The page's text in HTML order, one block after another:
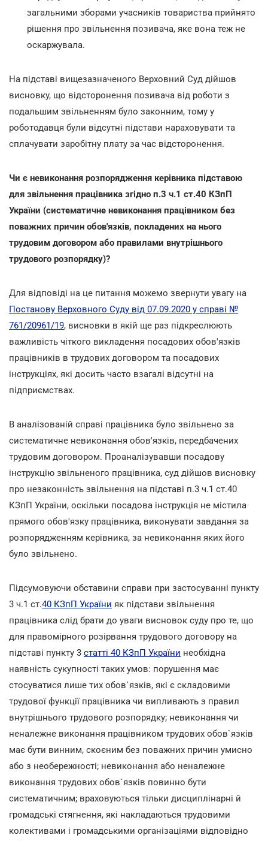
загальними зборами учасників товариства прийнято
рішення про звільнення позивача, яке вона теж не
оскаржувала.
На підставі вищезазначеного Верховний Суд дійшов
висновку, що відсторонення позивача від роботи з
подальшим звільненням було законним, тому у
роботодавця були відсутні підстави нараховувати та
сплачувати заробітну плату за час відсторонення.
Чи є невиконання розпорядження керівника підставою
для звільнення працівника згідно п.3 ч.1 ст.40 КЗпП
України (систематичне невиконання працівником без
поважних причин обов'язків, покладених на нього
трудовим договором або правилами внутрішнього
трудового розпорядку)?
Для відповіді на це питання можемо звернути увагу на
Постанову Верховного Суду від 07.09.2020 у справі №
761/20961/19, висновки в якій ще раз підкреслюють
важливість чіткого викладення посадових обов'язків
працівників в трудових договором та посадових
інструкціях, які досить часто взагалі відсутні на
підприємствах.
В аналізованій справі працівника було звільнено за
систематичне невиконання обов'язків, передбачених
трудовим договором. Проаналізувавши посадову
інструкцію звільненого працівника, суд дійшов висновку
про незаконність звільнення на підставі п.3 ч.1 ст.40
КЗпП України, оскільки посадова інструкція не містила
прямого обов'язку працівника, виконувати завдання за
розпорядженням керівника, за невиконання яких його
було звільнено.
Підсумовуючи обставини справи при застосуванні пункту
3 ч.1 ст.40 КЗпП України як підстави звільнення
працівника слід брати до уваги висновок суду про те, що
для правомірного розірвання трудового договору на
підставі пункту 3 статті 40 КЗпП України необхідна
наявність сукупності таких умов: порушення має
стосуватися лише тих обов`язків, які є складовими
трудової функції працівника чи випливають з правил
внутрішнього трудового розпорядку; невиконання чи
неналежне виконання працівником трудових обов`язків
має бути винним, скоєним без поважних причин умисно
або з необережності; невиконання або неналежне
виконання трудових обов`язків повинно бути
систематичним; враховуються тільки дисциплінарні й
громадські стягнення, які накладаються трудовими
колективами і громадськими організаціями відповідно